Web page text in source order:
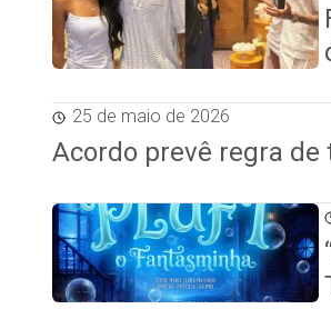
25 de maio de 2026
Acordo prevê regra de